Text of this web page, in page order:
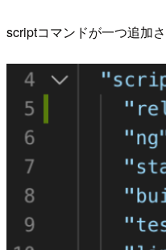
scriptコマンドが一つ追加さ